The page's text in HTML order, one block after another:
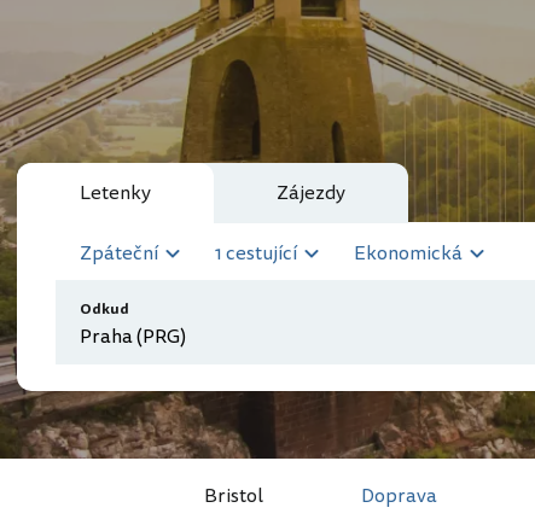
Letenky Zájezdy
Zpáteční 1 cestující Ekonomická
Odkud
Bristol Doprava